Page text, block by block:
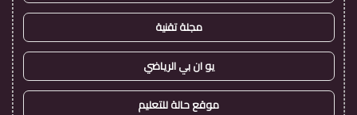
مجلة تقنية
يو ان بي الرياضي
موقع حالة للتعليم